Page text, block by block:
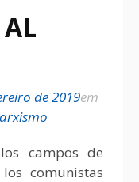
de 2019em
campos de
comunistas